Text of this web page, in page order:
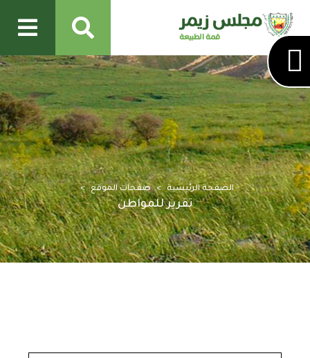
الصفحة الرئيسية صفحات الموقع
تقرير للمواطن